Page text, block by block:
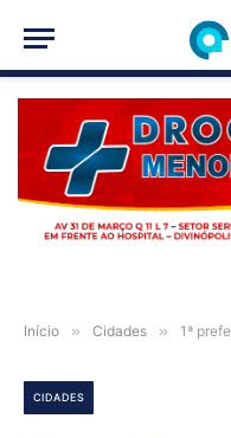
Início » Cidades » 1ª prefeita
CIDADES